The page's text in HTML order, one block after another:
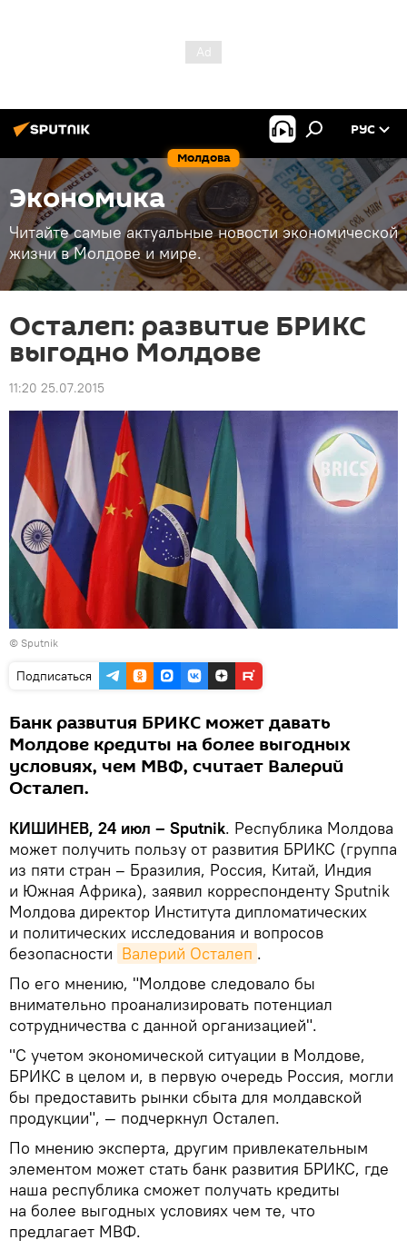
Молдова
РУС
Экономика
Читайте самые актуальные новости экономической
жизни в Молдове и мире.
Осталеп: развитие БРИКС
выгодно Молдове
11:20 25.07.2015
© Sputnik
Подписаться
Банк развития БРИКС может давать
Молдове кредиты на более выгодных
условиях, чем МВФ, считает Валерий
Осталеп.
КИШИНЕВ, 24 июл – Sputnik. Республика Молдова
может получить пользу от развития БРИКС (группа
из пяти стран – Бразилия, Россия, Китай, Индия
и Южная Африка), заявил корреспонденту Sputnik
Молдова директор Института дипломатических
и политических исследования и вопросов
безопасности Валерий Осталеп .
По его мнению, "Молдове следовало бы
внимательно проанализировать потенциал
сотрудничества с данной организацией".
"С учетом экономической ситуации в Молдове,
БРИКС в целом и, в первую очередь Россия, могли
бы предоставить рынки сбыта для молдавской
продукции", — подчеркнул Осталеп.
По мнению эксперта, другим привлекательным
элементом может стать банк развития БРИКС, где
наша республика сможет получать кредиты
на более выгодных условиях чем те, что
предлагает МВФ.